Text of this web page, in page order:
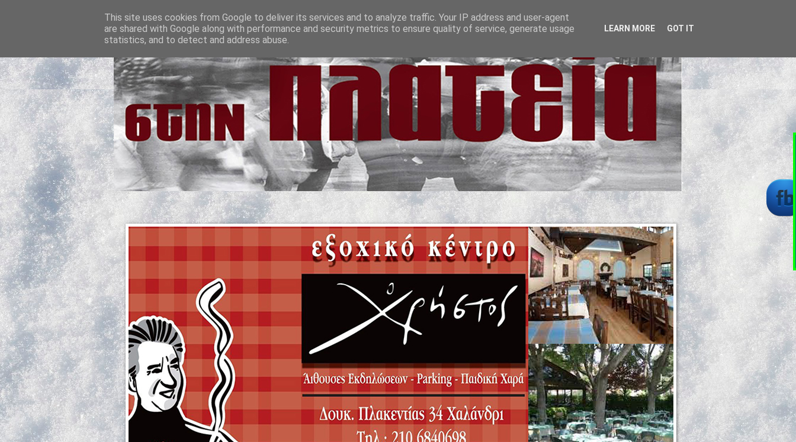
This site uses cookies from Google to deliver its services and to analyze traffic. Your IP address and user-agent
are shared with Google along with performance and security metrics to ensure quality of service, generate usage
statistics, and to detect and address abuse.
LEARN MORE GOT IT